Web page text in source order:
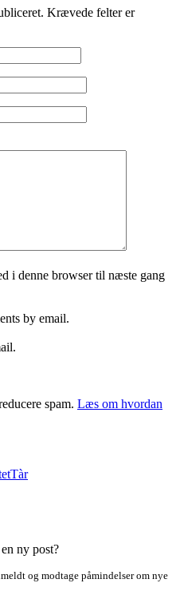
Krævede felter er
i denne browser til næste gang
by email.
spam. Læs om hvordan
Tàr
ny post?
og modtage påmindelser om nye